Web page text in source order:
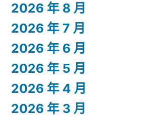
2026 年 8 月
2026 年 7 月
2026 年 6 月
2026 年 5 月
2026 年 4 月
2026 年 3 月